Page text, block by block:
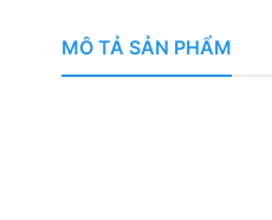
MÔ TẢ SẢN PHẨM